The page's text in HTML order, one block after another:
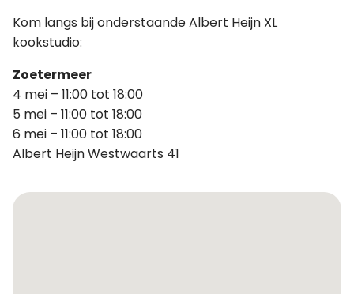
Kom langs bij onderstaande Albert Heijn XL
kookstudio:
Zoetermeer
4 mei – 11:00 tot 18:00
5 mei – 11:00 tot 18:00
6 mei – 11:00 tot 18:00
Albert Heijn Westwaarts 41